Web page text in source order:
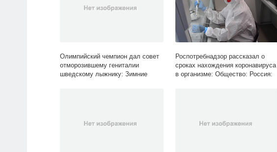
Олимпийский чемпион дал совет
отморозившему гениталии
шведскому лыжнику: Зимние
Роспотребнадзор рассказал о
сроках нахождения коронавируса
в организме: Общество: Россия: